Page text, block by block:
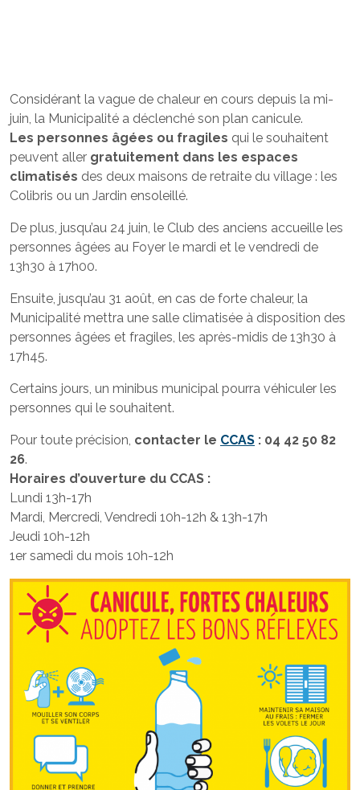
Considérant la vague de chaleur en cours depuis la mi-
juin, la Municipalité a déclenché son plan canicule.
Les personnes âgées ou fragiles qui le souhaitent
peuvent aller gratuitement dans les espaces
climatisés des deux maisons de retraite du village : les
Colibris ou un Jardin ensoleillé.
De plus, jusqu’au 24 juin, le Club des anciens accueille les
personnes âgées au Foyer le mardi et le vendredi de
13h30 à 17h00.
Ensuite, jusqu’au 31 août, en cas de forte chaleur, la
Municipalité mettra une salle climatisée à disposition des
personnes âgées et fragiles, les après-midis de 13h30 à
17h45.
Certains jours, un minibus municipal pourra véhiculer les
personnes qui le souhaitent.
Pour toute précision, contacter le CCAS : 04 42 50 82
26.
Horaires d’ouverture du CCAS :
Lundi 13h-17h
Mardi, Mercredi, Vendredi 10h-12h & 13h-17h
Jeudi 10h-12h
1er samedi du mois 10h-12h